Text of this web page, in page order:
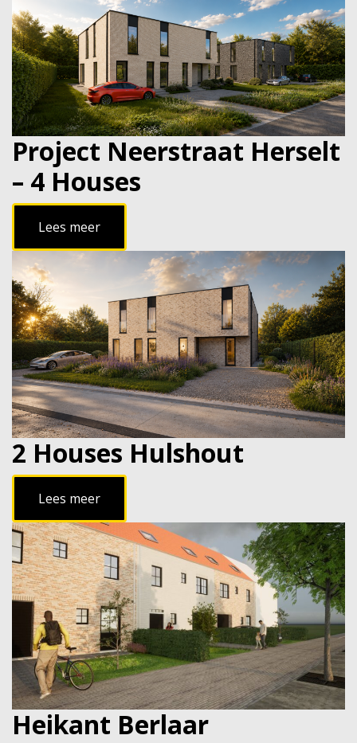
Project Neerstraat Herselt
– 4 Houses
Lees meer
2 Houses Hulshout
Lees meer
Heikant Berlaar